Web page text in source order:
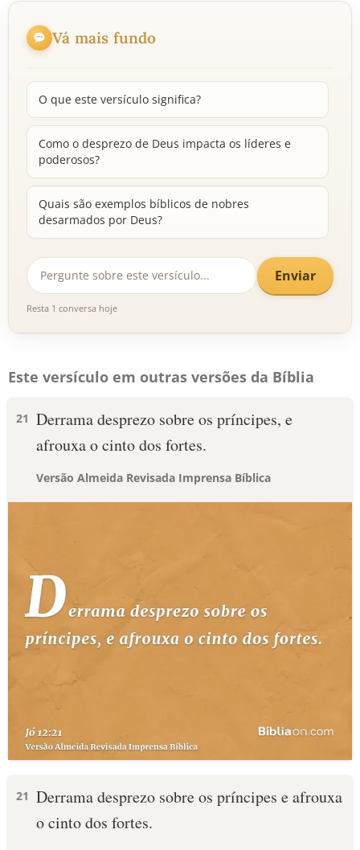
Vá mais fundo
O que este versículo significa?
Como o desprezo de Deus impacta os líderes e
poderosos?
Quais são exemplos bíblicos de nobres
desarmados por Deus?
Enviar
Resta 1 conversa hoje
Este versículo em outras versões da Bíblia
21 Derrama desprezo sobre os príncipes, e
afrouxa o cinto dos fortes.
Versão Almeida Revisada Imprensa Bíblica
21 Derrama desprezo sobre os príncipes e afrouxa
o cinto dos fortes.